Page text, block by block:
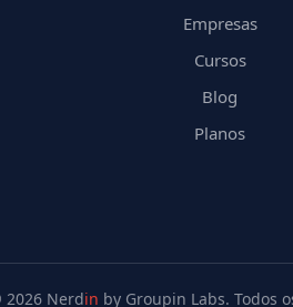
Empresas
Cursos
Blog
Planos
Nerdin by Groupin Labs. Todos